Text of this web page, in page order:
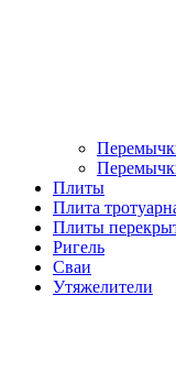
Плиты
Плита
Плиты
Ригель
Сваи
Утяжелители